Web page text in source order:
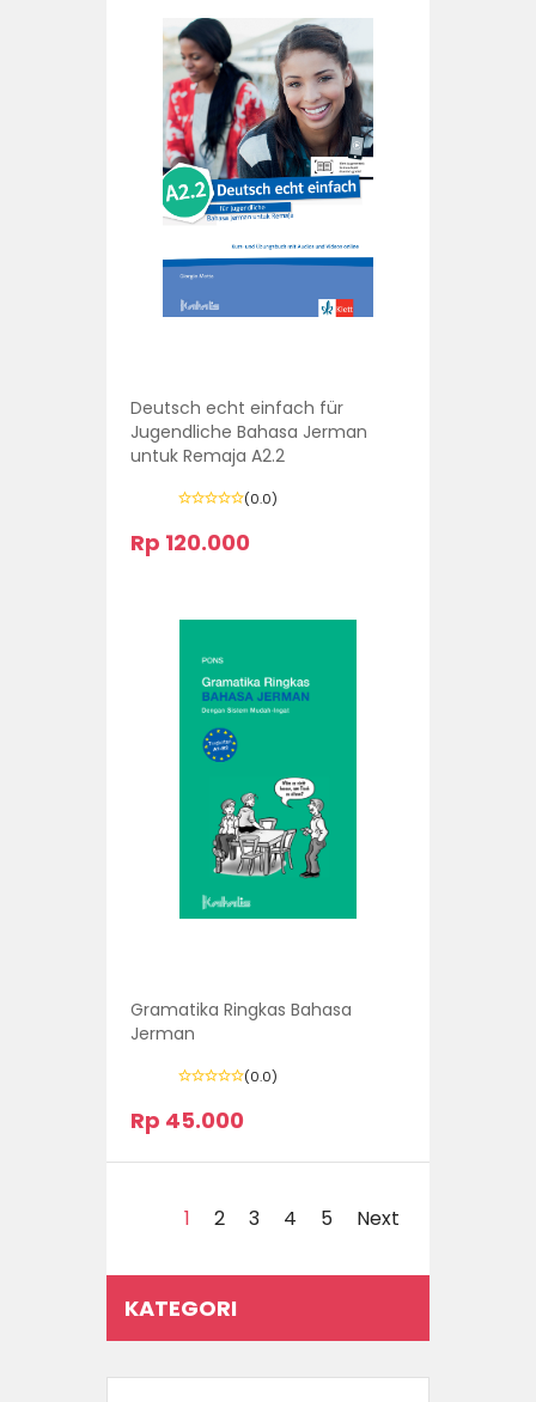
Deutsch echt einfach für
Jugendliche Bahasa Jerman
untuk Remaja A2.2
(0.0)
Rp 120.000
Gramatika Ringkas Bahasa
Jerman
(0.0)
Rp 45.000
1 2 3 4 5 Next
KATEGORI